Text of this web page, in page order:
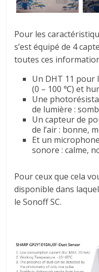
Pour les
s’est équipé de 4
toutes ces
Un DHT 11 pour
(0 – 100 ℃) et
Une
de lumière :
Un capteur de
de l’air : bonne,
Et un
sonore : calme,
Pour ceux que cela
disponible dans
le Sonoff SC.